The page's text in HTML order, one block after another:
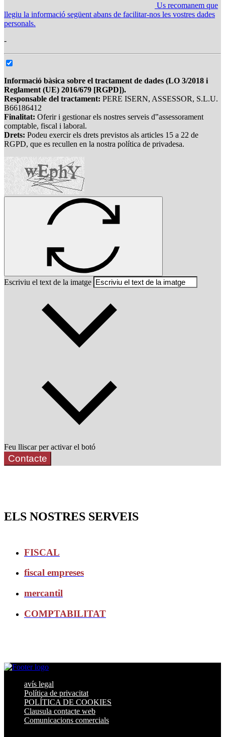
Us recomanem que
llegiu la informació següent abans de facilitar-nos les vostres dades
personals.
-
Informació bàsica sobre el tractament de dades (LO 3/2018 i
Reglament (UE) 2016/679 [RGPD]).
Responsable del tractament: PERE ISERN, ASSESSOR, S.L.U.
B66186412
Finalitat: Oferir i gestionar els nostres serveis d‟assessorament
comptable, fiscal i laboral.
Drets: Podeu exercir els drets previstos als articles 15 a 22 de
RGPD, que es recullen en la nostra política de privadesa.
Escriviu el text de la imatge
Feu lliscar per activar el botó
Contacte
ELS NOSTRES SERVEIS
FISCAL
fiscal empreses
mercantil
COMPTABILITAT
avís legal
Política de privacitat
POLÍTICA DE COOKIES
Clausula contacte web
Comunicacions comercials